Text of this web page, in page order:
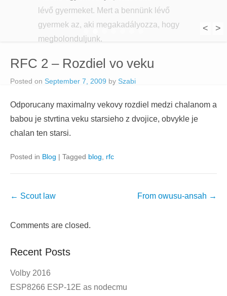
lévő gyermeket. Mert a bennünk lévő
gyermek az, aki megakadályozza, hogy
megbolonduljunk.
< >
2
RFC 2 – Rozdiel vo veku
Posted on September 7, 2009 by Szabi
Odporucany maximalny vekovy rozdiel medzi chalanom a
babou je stvrtina veku starsieho z dvojice, obvykle je
chalan ten starsi.
Posted in Blog | Tagged blog rfc
Post
← Scout law From owusu-ansah →
Comments are closed.
Recent Posts
Volby 2016
ESP8266 ESP-12E as nodecmu